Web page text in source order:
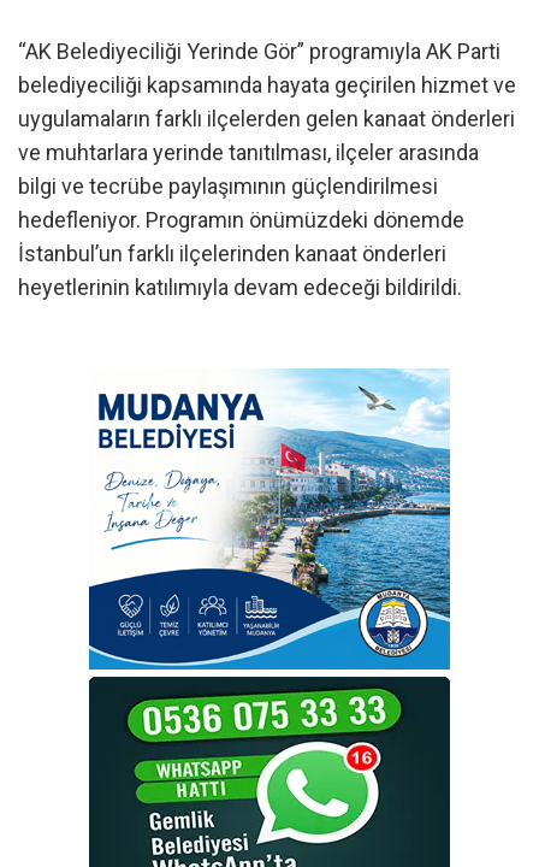
“AK Belediyeciliği Yerinde Gör” programıyla AK Parti
belediyeciliği kapsamında hayata geçirilen hizmet ve
uygulamaların farklı ilçelerden gelen kanaat önderleri
ve muhtarlara yerinde tanıtılması, ilçeler arasında
bilgi ve tecrübe paylaşımının güçlendirilmesi
hedefleniyor. Programın önümüzdeki dönemde
İstanbul’un farklı ilçelerinden kanaat önderleri
heyetlerinin katılımıyla devam edeceği bildirildi.